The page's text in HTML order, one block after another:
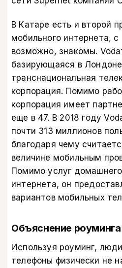
В Катаре есть и второй
мобильного интернета,
возможно, знакомы.
базирующаяся в Лондоне
транснациональная
корпорация. Помимо
корпорация имеет
еще в 47. В 2018 году
почти 313 миллионов
благодаря чему
величине мобильным
Помимо услуг
интернета, он
вариантов мобильных
Объяснение
Используя роуминг,
телефоны физически не